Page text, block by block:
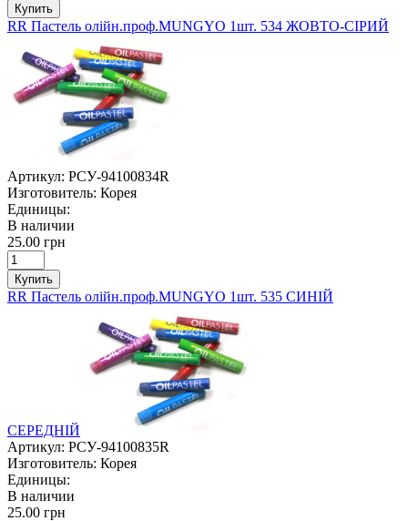
Купить
RR Пастель олійн.проф.MUNGYO 1шт. 534 ЖОВТО-СІРИЙ
Артикул: РСУ-94100834R
Изготовитель: Корея
Единицы:
В наличии
25.00 грн
Купить
RR Пастель олійн.проф.MUNGYO 1шт. 535 СИНІЙ
СЕРЕДНІЙ
Артикул: РСУ-94100835R
Изготовитель: Корея
Единицы:
В наличии
25.00 грн